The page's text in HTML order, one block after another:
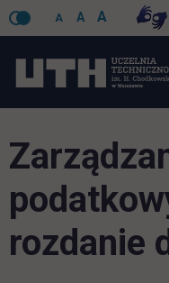
A A A
rozdanie